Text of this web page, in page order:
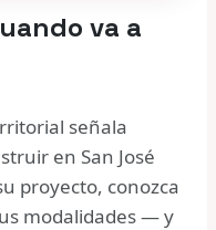
va a
señala
en San José
proyecto, conozca
modalidades — y